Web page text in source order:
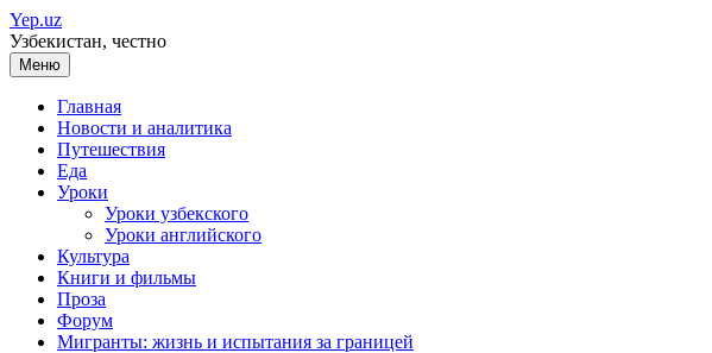
Перейти
к
содержимому
Yep.uz
Узбекистан, честно
Меню
Главная
Новости и аналитика
Путешествия
Еда
Уроки
Уроки узбекского
Уроки английского
Культура
Книги и фильмы
Проза
Форум
Мигранты: жизнь и испытания за границей